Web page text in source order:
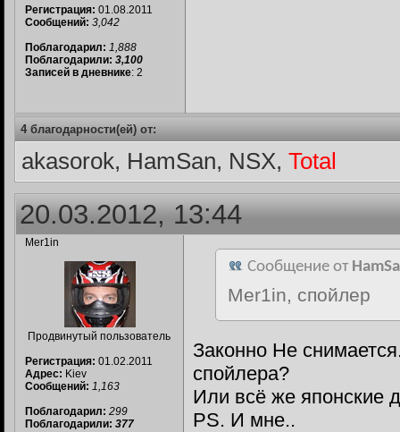
Регистрация: 01.08.2011
Сообщений: 3,042
Поблагодарил: 1,888
Поблагодарили: 3,100
Записей в дневнике: 2
4 благодарности(ей) от:
akasorok, HamSan, NSX, Total
20.03.2012, 13:44
Mer1in
Продвинутый пользователь
Регистрация: 01.02.2011
Адрес: Kiev
Сообщений: 1,163
Поблагодарил: 299
Поблагодарили: 377
Сообщение от
Mer1in, спойлер
Законно Не
спойлера?
Или всё же японские
PS. И мне..